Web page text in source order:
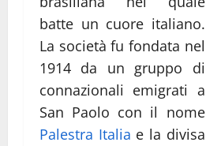
batte un cuore italiano.
La società fu fondata nel
1914 da un gruppo di
connazionali emigrati a
San Paolo con il nome
Palestra Italia e la divisa